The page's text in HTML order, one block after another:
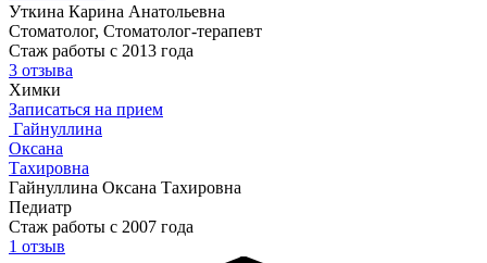
Уткина Карина Анатольевна
Стоматолог, Стоматолог-терапевт
Стаж работы с 2013 года
3 отзыва
Химки
Записаться на прием
Гайнуллина
Оксана
Тахировна
Гайнуллина Оксана Тахировна
Педиатр
Стаж работы с 2007 года
1 отзыв